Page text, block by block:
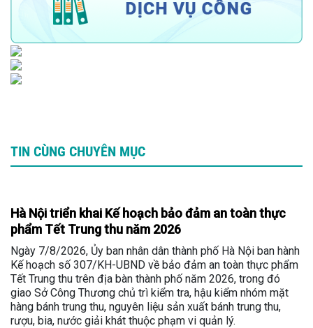
TIN CÙNG CHUYÊN MỤC
Hà Nội triển khai Kế hoạch bảo đảm an toàn thực
phẩm Tết Trung thu năm 2026
Ngày 7/8/2026, Ủy ban nhân dân thành phố Hà Nội ban hành
Kế hoạch số 307/KH-UBND về bảo đảm an toàn thực phẩm
Tết Trung thu trên địa bàn thành phố năm 2026, trong đó
giao Sở Công Thương chủ trì kiểm tra, hậu kiểm nhóm mặt
hàng bánh trung thu, nguyên liệu sản xuất bánh trung thu,
rượu, bia, nước giải khát thuộc phạm vi quản lý.